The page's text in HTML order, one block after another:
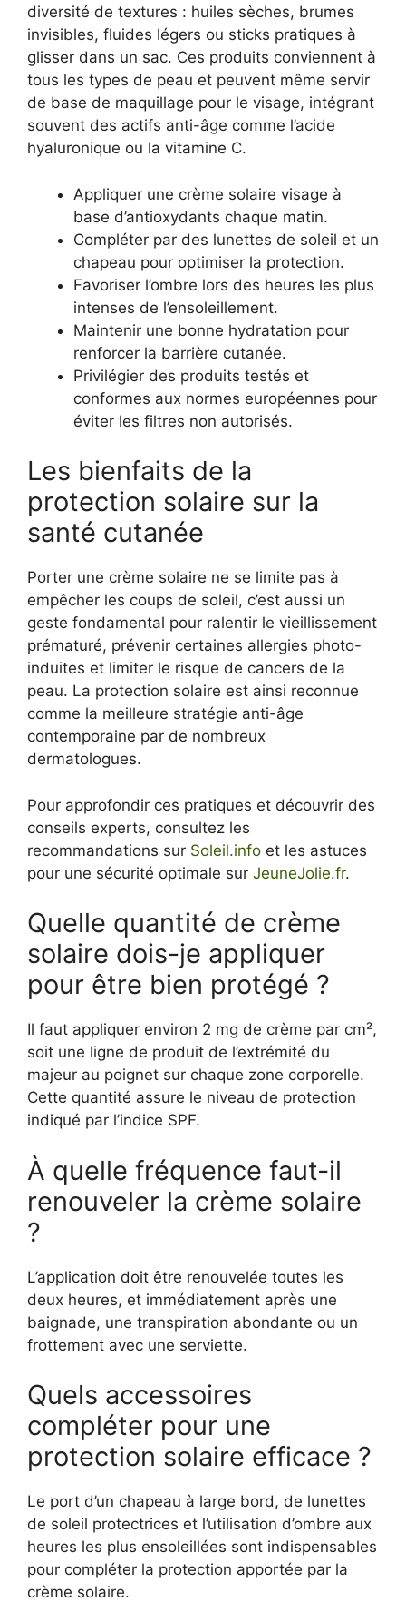
diversité de textures : huiles sèches, brumes
invisibles, fluides légers ou sticks pratiques à
glisser dans un sac. Ces produits conviennent à
tous les types de peau et peuvent même servir
de base de maquillage pour le visage, intégrant
souvent des actifs anti-âge comme l’acide
hyaluronique ou la vitamine C.
Appliquer une crème solaire visage à
base d’antioxydants chaque matin.
Compléter par des lunettes de soleil et un
chapeau pour optimiser la protection.
Favoriser l’ombre lors des heures les plus
intenses de l’ensoleillement.
Maintenir une bonne hydratation pour
renforcer la barrière cutanée.
Privilégier des produits testés et
conformes aux normes européennes pour
éviter les filtres non autorisés.
Les bienfaits de la
protection solaire sur la
santé cutanée
Porter une crème solaire ne se limite pas à
empêcher les coups de soleil, c’est aussi un
geste fondamental pour ralentir le vieillissement
prématuré, prévenir certaines allergies photo-
induites et limiter le risque de cancers de la
peau. La protection solaire est ainsi reconnue
comme la meilleure stratégie anti-âge
contemporaine par de nombreux
dermatologues.
Pour approfondir ces pratiques et découvrir des
conseils experts, consultez les
recommandations sur Soleil.info et les astuces
pour une sécurité optimale sur JeuneJolie.fr.
Quelle quantité de crème
solaire dois-je appliquer
pour être bien protégé ?
Il faut appliquer environ 2 mg de crème par cm²,
soit une ligne de produit de l’extrémité du
majeur au poignet sur chaque zone corporelle.
Cette quantité assure le niveau de protection
indiqué par l’indice SPF.
À quelle fréquence faut-il
renouveler la crème solaire
?
L’application doit être renouvelée toutes les
deux heures, et immédiatement après une
baignade, une transpiration abondante ou un
frottement avec une serviette.
Quels accessoires
compléter pour une
protection solaire efficace ?
Le port d’un chapeau à large bord, de lunettes
de soleil protectrices et l’utilisation d’ombre aux
heures les plus ensoleillées sont indispensables
pour compléter la protection apportée par la
crème solaire.